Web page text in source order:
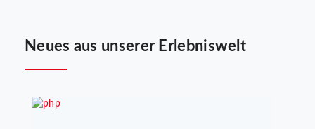
Neues aus unserer Erlebniswelt